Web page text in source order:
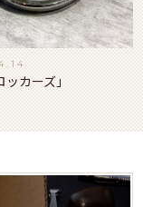
ッカーズ」